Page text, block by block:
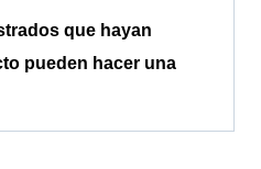
que hayan
pueden hacer una